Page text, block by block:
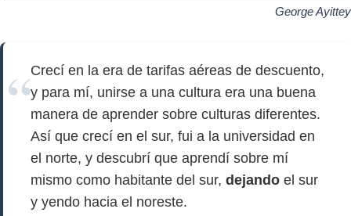
George Ayittey
Crecí en la era de tarifas aéreas de descuento,
y para mí, unirse a una cultura era una buena
manera de aprender sobre culturas diferentes.
Así que crecí en el sur, fui a la universidad en
el norte, y descubrí que aprendí sobre mí
mismo como habitante del sur, dejando el sur
y yendo hacia el noreste.